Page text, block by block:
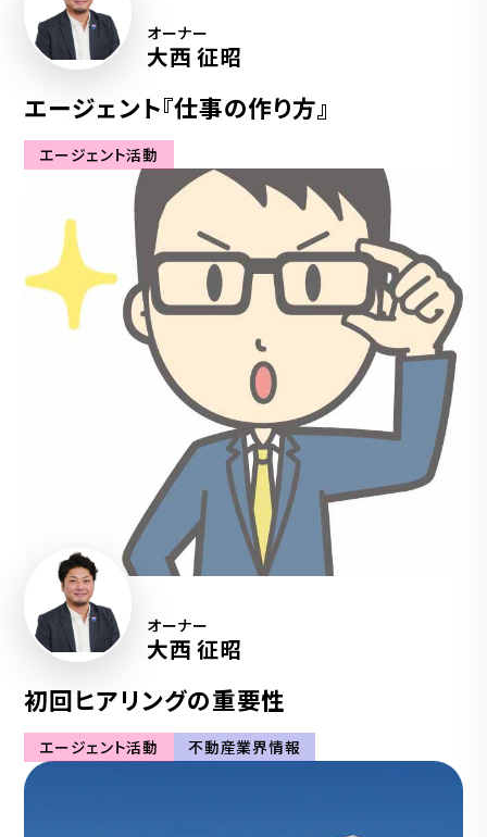
オーナー
大西 征昭
エージェント『仕事の作り方』
エージェント活動
オーナー
大西 征昭
初回ヒアリングの重要性
エージェント活動 不動産業界情報